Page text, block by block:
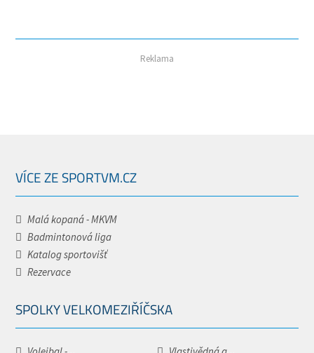
Reklama
VÍCE ZE SPORTVM.CZ
Malá kopaná - MKVM
Badmintonová liga
Katalog sportovišť
Rezervace
SPOLKY VELKOMEZIŘÍČSKA